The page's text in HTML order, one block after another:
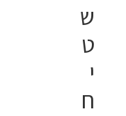
ש
ט
י
ח